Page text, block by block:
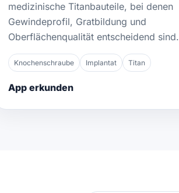
medizinische Titanbauteile, bei denen
Gewindeprofil, Gratbildung und
Oberflächenqualität entscheidend sind.
Knochenschraube Implantat Titan
App erkunden